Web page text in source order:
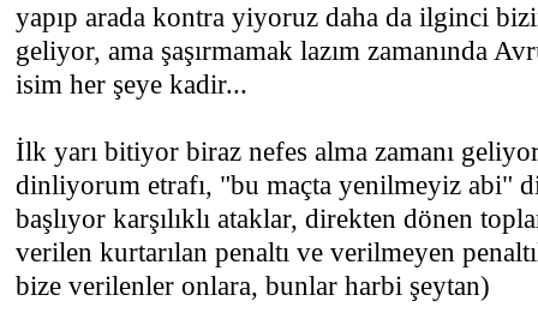
yapıp arada kontra yiyoruz daha da ilginci
geliyor, ama şaşırmamak lazım zamanında
isim her şeye kadir...
İlk yarı bitiyor biraz nefes alma zamanı
dinliyorum etrafı, "bu maçta yenilmeyiz abi"
başlıyor karşılıklı ataklar, direkten dönen
verilen kurtarılan penaltı ve verilmeyen
bize verilenler onlara, bunlar harbi şeytan)